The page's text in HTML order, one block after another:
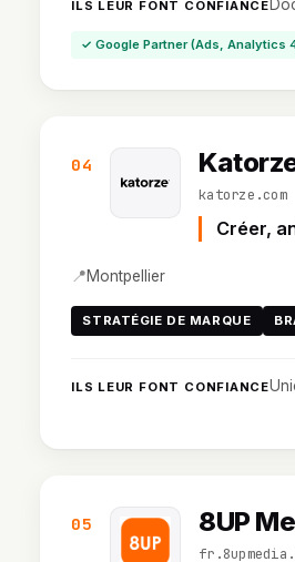
ILS LEUR FONT CONFIANCE
✓ Google Partner (Ads, Analytics
04
katorze.com
Créer,
📍Montpellier
STRATÉGIE DE MARQUE
ILS LEUR FONT CONFIANCE
05 8UP